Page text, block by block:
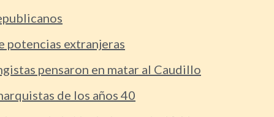
potencias extranjeras
pensaron en matar al Caudillo
de los años 40